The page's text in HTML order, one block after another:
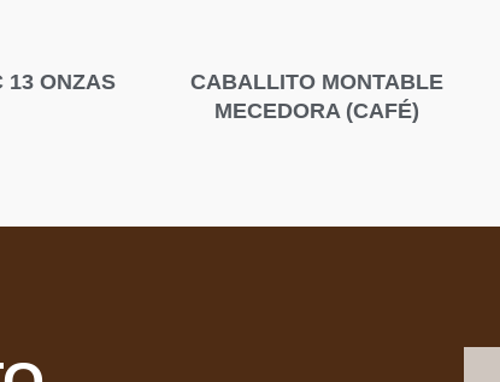
13 ONZAS
CABALLITO MONTABLE
MECEDORA (CAFÉ)